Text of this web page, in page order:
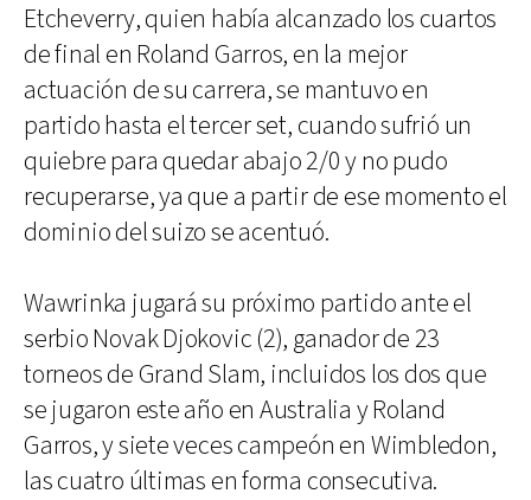
Etcheverry, quien había alcanzado los cuartos
de final en Roland Garros, en la mejor
actuación de su carrera, se mantuvo en
partido hasta el tercer set, cuando sufrió un
quiebre para quedar abajo 2/0 y no pudo
recuperarse, ya que a partir de ese momento el
dominio del suizo se acentuó.
Wawrinka jugará su próximo partido ante el
serbio Novak Djokovic (2), ganador de 23
torneos de Grand Slam, incluidos los dos que
se jugaron este año en Australia y Roland
Garros, y siete veces campeón en Wimbledon,
las cuatro últimas en forma consecutiva.